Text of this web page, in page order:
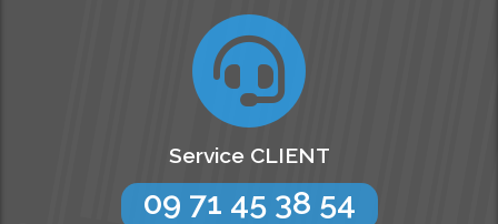
Service CLIENT
09 71 45 38 54